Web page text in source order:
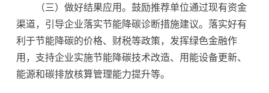
（三）做好结果应用。鼓励推荐单位通过现有资金
渠道，引导企业落实节能降碳诊断措施建议。落实好有
利于节能降碳的价格、财税等政策，发挥绿色金融作
用，支持企业实施节能降碳技术改造、用能设备更新、
能源和碳排放核算管理能力提升等。